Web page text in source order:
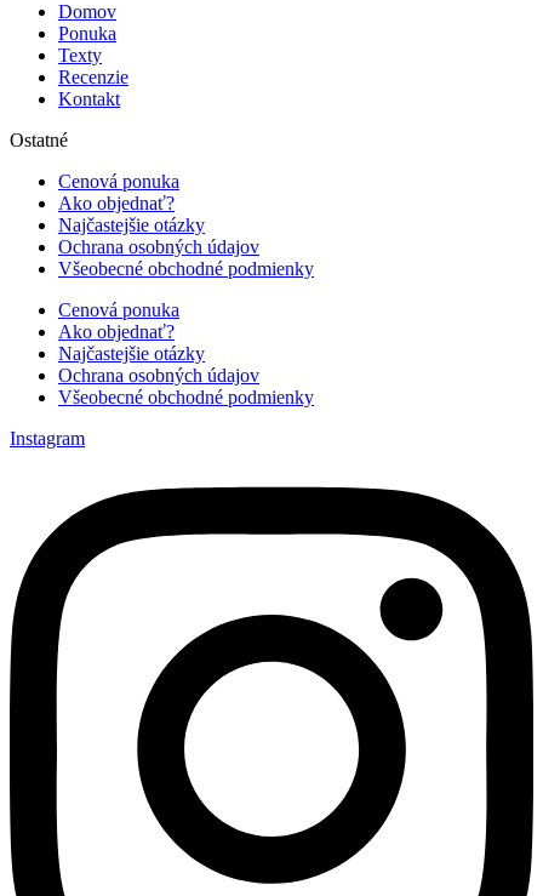
Domov
Ponuka
Texty
Recenzie
Kontakt
Ostatné
Cenová ponuka
Ako objednať?
Najčastejšie otázky
Ochrana osobných údajov
Všeobecné obchodné podmienky
Cenová ponuka
Ako objednať?
Najčastejšie otázky
Ochrana osobných údajov
Všeobecné obchodné podmienky
Instagram